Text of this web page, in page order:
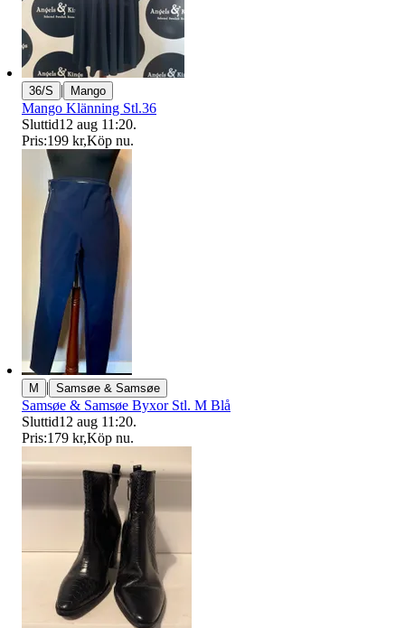
36/S | Mango
Mango Klänning Stl.36
Sluttid12 aug 11:20.
Pris:199 kr,Köp nu.
M | Samsøe & Samsøe
Samsøe & Samsøe Byxor Stl. M Blå
Sluttid12 aug 11:20.
Pris:179 kr,Köp nu.